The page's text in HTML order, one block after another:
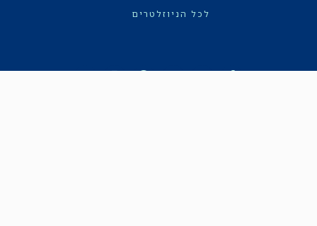
לכל הניוזלטרים